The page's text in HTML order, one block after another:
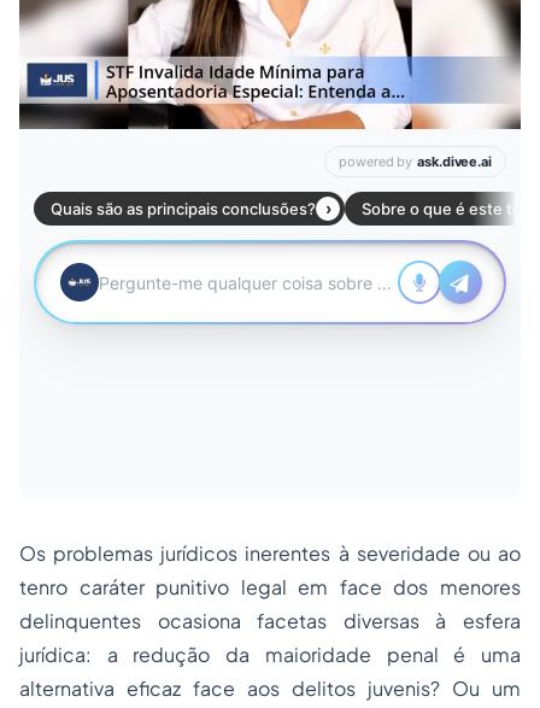
Os problemas jurídicos inerentes à severidade ou ao
tenro caráter punitivo legal em face dos menores
delinquentes ocasiona facetas diversas à esfera
jurídica: a redução da maioridade penal é uma
alternativa eficaz face aos delitos juvenis? Ou um